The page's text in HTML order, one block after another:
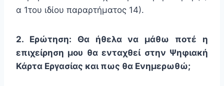
α 1του ιδίου παραρτήματος 14).
2. Ερώτηση: Θα ήθελα να μάθω ποτέ η
επιχείρηση μου θα ενταχθεί στην Ψηφιακή
Κάρτα Εργασίας και πως θα Ενημερωθώ;